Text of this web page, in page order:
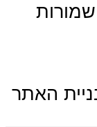
האתר